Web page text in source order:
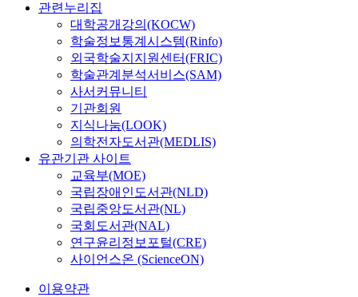
관련누리집
대학공개강의(KOCW)
학술정보통계시스템(Rinfo)
외국학술지지원센터(FRIC)
학술관계분석서비스(SAM)
사서커뮤니티
기관회원
지식나눔(LOOK)
의학전자도서관(MEDLIS)
유관기관 사이트
교육부(MOE)
국립장애인도서관(NLD)
국립중앙도서관(NL)
국회도서관(NAL)
연구윤리정보포털(CRE)
사이언스온 (ScienceON)
이용약관